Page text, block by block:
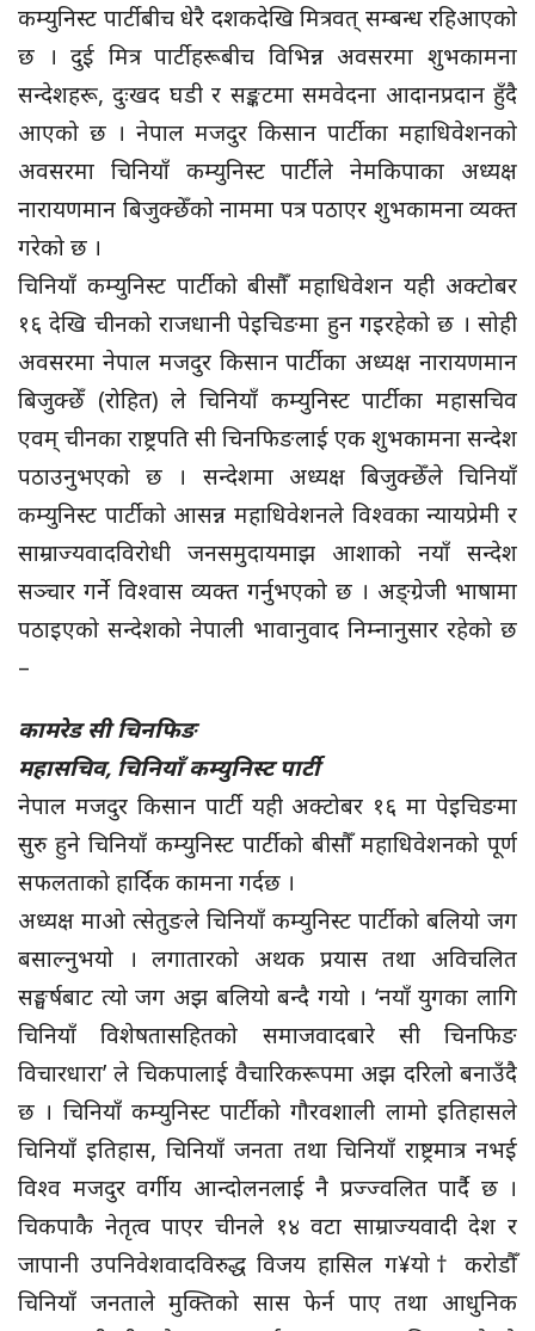
कम्युनिस्ट पार्टीबीच धेरै दशकदेखि मित्रवत् सम्बन्ध रहिआएको
छ । दुई मित्र पार्टीहरूबीच विभिन्न अवसरमा शुभकामना
सन्देशहरू, दुःखद घडी र सङ्कटमा समवेदना आदानप्रदान हुँदै
आएको छ । नेपाल मजदुर किसान पार्टीका महाधिवेशनको
अवसरमा चिनियाँ कम्युनिस्ट पार्टीले नेमकिपाका अध्यक्ष
नारायणमान बिजुक्छेँको नाममा पत्र पठाएर शुभकामना व्यक्त
गरेको छ ।
चिनियाँ कम्युनिस्ट पार्टीको बीसौँ महाधिवेशन यही अक्टोबर
१६ देखि चीनको राजधानी पेइचिङमा हुन गइरहेको छ । सोही
अवसरमा नेपाल मजदुर किसान पार्टीका अध्यक्ष नारायणमान
बिजुक्छेँ (रोहित) ले चिनियाँ कम्युनिस्ट पार्टीका महासचिव
एवम् चीनका राष्ट्रपति सी चिनफिङलाई एक शुभकामना सन्देश
पठाउनुभएको छ । सन्देशमा अध्यक्ष बिजुक्छेँले चिनियाँ
कम्युनिस्ट पार्टीको आसन्न महाधिवेशनले विश्वका न्यायप्रेमी र
साम्राज्यवादविरोधी जनसमुदायमाझ आशाको नयाँ सन्देश
सञ्चार गर्ने विश्वास व्यक्त गर्नुभएको छ । अङ्ग्रेजी भाषामा
पठाइएको सन्देशको नेपाली भावानुवाद निम्नानुसार रहेको छ
–
कामरेड सी चिनफिङ
महासचिव, चिनियाँ कम्युनिस्ट पार्टी
नेपाल मजदुर किसान पार्टी यही अक्टोबर १६ मा पेइचिङमा
सुरु हुने चिनियाँ कम्युनिस्ट पार्टीको बीसौँ महाधिवेशनको पूर्ण
सफलताको हार्दिक कामना गर्दछ ।
अध्यक्ष माओ त्सेतुङले चिनियाँ कम्युनिस्ट पार्टीको बलियो जग
बसाल्नुभयो । लगातारको अथक प्रयास तथा अविचलित
सङ्घर्षबाट त्यो जग अझ बलियो बन्दै गयो । ‘नयाँ युगका लागि
चिनियाँ विशेषतासहितको समाजवादबारे सी चिनफिङ
विचारधारा’ ले चिकपालाई वैचारिकरूपमा अझ दरिलो बनाउँदै
छ । चिनियाँ कम्युनिस्ट पार्टीको गौरवशाली लामो इतिहासले
चिनियाँ इतिहास, चिनियाँ जनता तथा चिनियाँ राष्ट्रमात्र नभई
विश्व मजदुर वर्गीय आन्दोलनलाई नै प्रज्ज्वलित पार्दै छ ।
चिकपाकै नेतृत्व पाएर चीनले १४ वटा साम्राज्यवादी देश र
जापानी उपनिवेशवादविरुद्ध विजय हासिल ग¥यो† करोडौँ
चिनियाँ जनताले मुक्तिको सास फेर्न पाए तथा आधुनिक